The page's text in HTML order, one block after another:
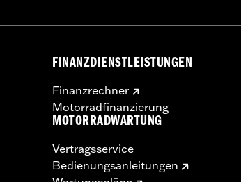
FINANZDIENSTLEISTUNGEN
Finanzrechner
Motorradfinanzierung
MOTORRADWARTUNG
Vertragsservice
Bedienungsanleitungen